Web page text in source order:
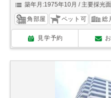
築年月:1975年10月
主要採光
角部屋 ペット可 総
見学予約